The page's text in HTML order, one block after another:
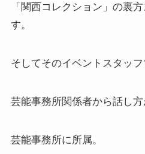
「関西コレクション」の裏
す。
そしてそのイベントスタッ
芸能事務所関係者から話し方
芸能事務所に所属。